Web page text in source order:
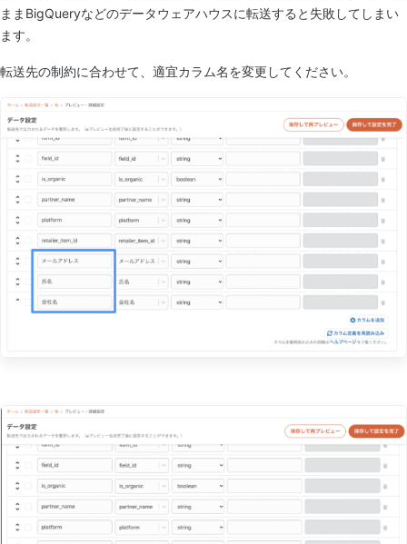
ままBigQueryなどのデータウェアハウスに転送すると失敗してしまい
ます。
転送先の制約に合わせて、適宜カラム名を変更してください。